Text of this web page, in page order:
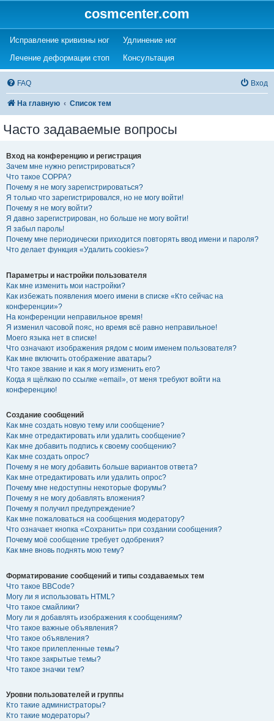
cosmcenter.com
Исправление кривизны ног(Opens a new tab)
Удлинение ног(Opens a new tab)
Лечение деформации стоп(Opens a new tab)
Консультация(Opens a new tab)
FAQ Вход
На главную Список тем
Часто задаваемые вопросы
Вход на конференцию и регистрация
Зачем мне нужно регистрироваться?
Что такое COPPA?
Почему я не могу зарегистрироваться?
Я только что зарегистрировался, но не могу войти!
Почему я не могу войти?
Я давно зарегистрирован, но больше не могу войти!
Я забыл пароль!
Почему мне периодически приходится повторять ввод имени и пароля?
Что делает функция «Удалить cookies»?
Параметры и настройки пользователя
Как мне изменить мои настройки?
Как избежать появления моего имени в списке «Кто сейчас на
конференции»?
На конференции неправильное время!
Я изменил часовой пояс, но время всё равно неправильное!
Моего языка нет в списке!
Что означают изображения рядом с моим именем пользователя?
Как мне включить отображение аватары?
Что такое звание и как я могу изменить его?
Когда я щёлкаю по ссылке «email», от меня требуют войти на
конференцию!
Создание сообщений
Как мне создать новую тему или сообщение?
Как мне отредактировать или удалить сообщение?
Как мне добавить подпись к своему сообщению?
Как мне создать опрос?
Почему я не могу добавить больше вариантов ответа?
Как мне отредактировать или удалить опрос?
Почему мне недоступны некоторые форумы?
Почему я не могу добавлять вложения?
Почему я получил предупреждение?
Как мне пожаловаться на сообщения модератору?
Что означает кнопка «Сохранить» при создании сообщения?
Почему моё сообщение требует одобрения?
Как мне вновь поднять мою тему?
Форматирование сообщений и типы создаваемых тем
Что такое BBCode?
Могу ли я использовать HTML?
Что такое смайлики?
Могу ли я добавлять изображения к сообщениям?
Что такое важные объявления?
Что такое объявления?
Что такое прилепленные темы?
Что такое закрытые темы?
Что такое значки тем?
Уровни пользователей и группы
Кто такие администраторы?
Кто такие модераторы?